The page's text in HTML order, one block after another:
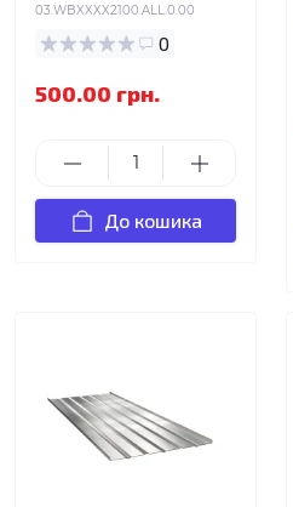
03.WBXXXX2100.ALL.0.00
0
500.00 грн.
До кошика